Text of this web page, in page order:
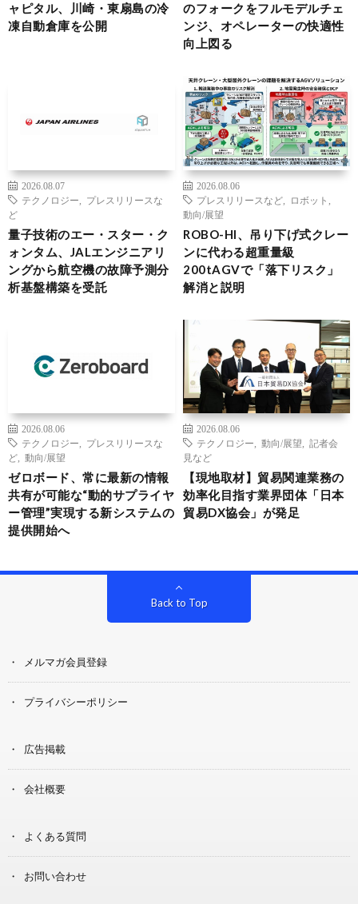
ャピタル、川崎・東扇島の冷
凍自動倉庫を公開
のフォークをフルモデルチェ
ンジ、オペレーターの快適性
向上図る
2026.08.07
テクノロジー
プレスリリースな
ど
量子技術のエー・スター・ク
ォンタム、JALエンジニアリ
ングから航空機の故障予測分
析基盤構築を受託
2026.08.06
プレスリリースなど
ロボット
動向/展望
ROBO-HI、吊り下げ式クレー
ンに代わる超重量級
200tAGVで「落下リスク」
解消と説明
2026.08.06
テクノロジー
プレスリリースな
ど
動向/展望
ゼロボード、常に最新の情報
共有が可能な“動的サプライヤ
ー管理”実現する新システムの
提供開始へ
2026.08.06
テクノロジー
動向/展望
記者会
見など
【現地取材】貿易関連業務の
効率化目指す業界団体「日本
貿易DX協会」が発足
Back to Top
メルマガ会員登録
プライバシーポリシー
広告掲載
会社概要
よくある質問
お問い合わせ